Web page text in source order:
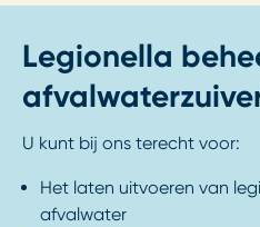
Legionella
U kunt bij ons terecht voor:
Het laten uitvoeren van
afvalwater